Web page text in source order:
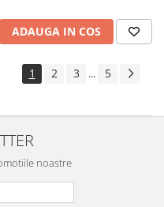
ADAUGA IN COS
1 2 3 ... 5
noastre